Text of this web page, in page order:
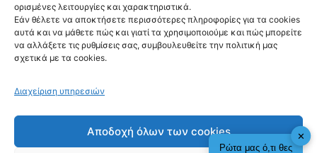
ορισμένες λειτουργίες και χαρακτηριστικά.
Εάν θέλετε να αποκτήσετε περισσότερες πληροφορίες για τα cookies
αυτά και να μάθετε πώς και γιατί τα χρησιμοποιούμε και πώς μπορείτε
να αλλάξετε τις ρυθμίσεις σας, συμβουλευθείτε την πολιτική μας
σχετικά με τα cookies.
Διαχείριση υπηρεσιών
Αποδοχή όλων των cookies
Newsletter
✕
Ρώτα μας ό,τι θες